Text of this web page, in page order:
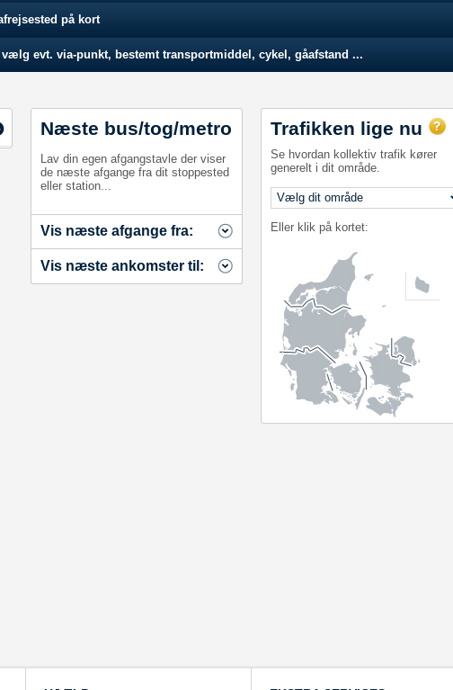
på kort
evt. via-punkt, bestemt transportmiddel, cykel, gåafstand ...
Næste bus/tog/metro
Lav din egen afgangstavle der viser
de næste afgange fra dit stoppested
eller station...
Vis næste afgange fra:
Vis næste ankomster til:
Trafikken lige nu
Se hvordan kollektiv trafik kører
generelt i dit område.
Eller klik på kortet: